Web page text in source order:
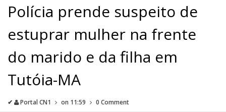
Polícia prende suspeito de
estuprar mulher na frente
do marido e da filha em
Tutóia-MA
✔ Portal CN1 on 11:59 0 Comment